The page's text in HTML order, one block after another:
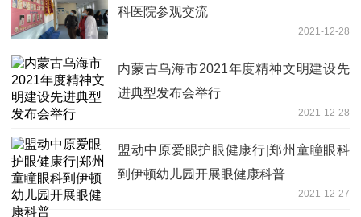
科医院参观交流
2021-12-28
内蒙古乌海市2021年度精神文明建设先
进典型发布会举行
2021-12-28
盟动中原爱眼护眼健康行|郑州童瞳眼科
到伊顿幼儿园开展眼健康科普
2021-12-27